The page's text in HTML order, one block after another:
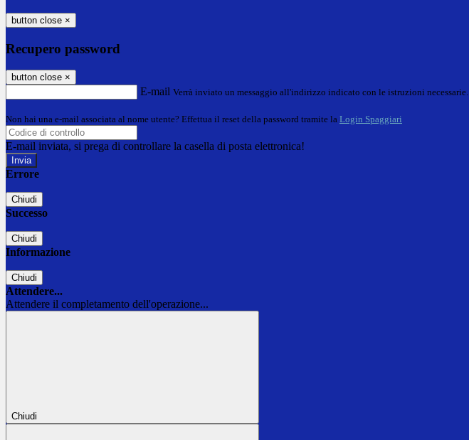
button close ×
Recupero password
button close ×
E-mail Verrà inviato un messaggio all'indirizzo indicato con le istruzioni necessarie.
Non hai una e-mail associata al nome utente? Effettua il reset della password tramite la Login Spaggiari
E-mail inviata, si prega di controllare la casella di posta elettronica!
Errore
Chiudi
Successo
Chiudi
Informazione
Chiudi
Attendere...
Attendere il completamento dell'operazione...
Chiudi